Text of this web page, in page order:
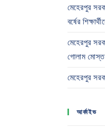
মেহেরপুর
বর্ষের
মেহেরপুর
গোলাম
মেহেরপুর
আর্কাইভ